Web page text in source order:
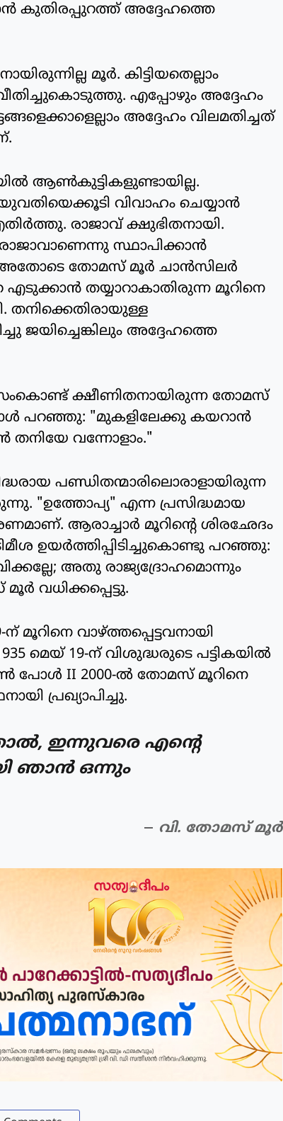
കുതിരപ്പുറത്ത് അദ്ദേഹത്തെ
മൂര്‍. കിട്ടിയതെല്ലാം
എപ്പോഴും അദ്ദേഹം
അദ്ദേഹം വിലമതിച്ചത്
ആണ്‍കുട്ടികളുണ്ടായില്ല.
വിവാഹം ചെയ്യാന്‍
രാജാവ് ക്ഷുഭിതനായി.
രാജാവാണെന്നു സ്ഥാപിക്കാന്‍
അതോടെ തോമസ് മൂര്‍ ചാന്‍സിലര്‍
തയ്യാറാകാതിരുന്ന മൂറിനെ
തനിക്കെതിരായുള്ള
ജയിച്ചെങ്കിലും അദ്ദേഹത്തെ
ക്ഷീണിതനായിരുന്ന തോമസ്
പറഞ്ഞു: "മുകളിലേക്കു കയറാന്‍
വന്നോളാം."
പണ്ഡിതന്മാരിലൊരാളായിരുന്ന
"ഉത്തോപ്യ" എന്ന പ്രസിദ്ധമായ
ആരാച്ചാര്‍ മൂറിന്റെ ശിരഛേദം
ഉയര്‍ത്തിപ്പിടിച്ചുകൊണ്ടു പറഞ്ഞു:
അതു രാജ്യദ്രോഹമൊന്നും
വധിക്കപ്പെട്ടു.
മൂറിനെ വാഴ്ത്തപ്പെട്ടവനായി
മെയ് 19-ന് വിശുദ്ധരുടെ പട്ടികയില്‍
II 2000-ല്‍ തോമസ് മൂറിനെ
പ്രഖ്യാപിച്ചു.
ഇന്നുവരെ എന്റെ
ഞാന്‍ ഒന്നും
വി. തോമസ് മൂര്‍